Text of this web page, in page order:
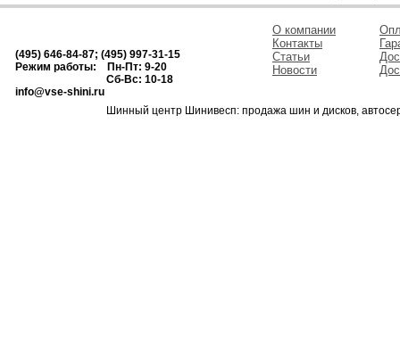
(495) 646-84-87; (495) 997-31-15
Режим работы: Пн-Пт: 9-20
Сб-Вс: 10-18
info@vse-shini.ru
О компании
Контакты
Статьи
Новости
Шинный центр Шинивесп: продажа шин и дисков,